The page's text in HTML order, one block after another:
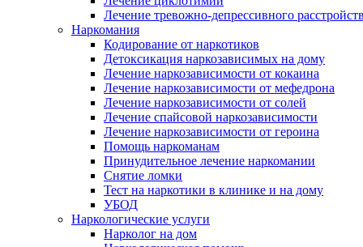
Лечение тревожно-депрессивного
Наркомания
Кодирование от наркотиков
Детоксикация наркозависимых на дому
Лечение наркозависимости от кокаина
Лечение наркозависимости от мефедрона
Лечение наркозависимости от солей
Лечение спайсовой наркозависимости
Лечение наркозависимости от героина
Помощь наркоманам
Принудительное лечение наркомании
Снятие ломки
Тест на наркотики в клинике и на дому
УБОД
Наркологические услуги
Нарколог на дом